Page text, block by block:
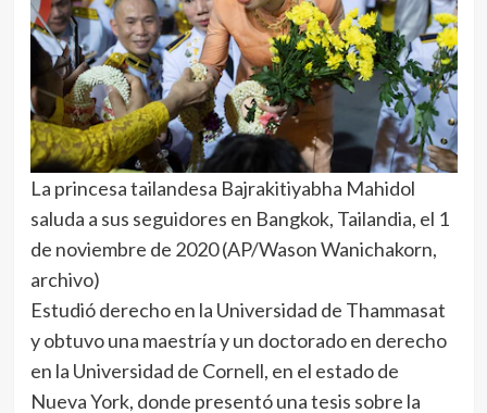
La princesa tailandesa Bajrakitiyabha Mahidol
saluda a sus seguidores en Bangkok, Tailandia, el 1
de noviembre de 2020 (AP/Wason Wanichakorn,
archivo)
Estudió derecho en la Universidad de Thammasat
y obtuvo una maestría y un doctorado en derecho
en la Universidad de Cornell, en el estado de
Nueva York, donde presentó una tesis sobre la